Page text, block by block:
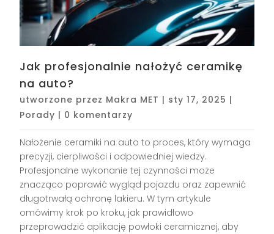
Jak profesjonalnie nałożyć ceramikę
na auto?
utworzone przez Makra MET | sty 17, 2025 |
Porady | 0 komentarzy
Nałożenie ceramiki na auto to proces, który wymaga
precyzji, cierpliwości i odpowiedniej wiedzy.
Profesjonalne wykonanie tej czynności może
znacząco poprawić wygląd pojazdu oraz zapewnić
długotrwałą ochronę lakieru. W tym artykule
omówimy krok po kroku, jak prawidłowo
przeprowadzić aplikację powłoki ceramicznej, aby